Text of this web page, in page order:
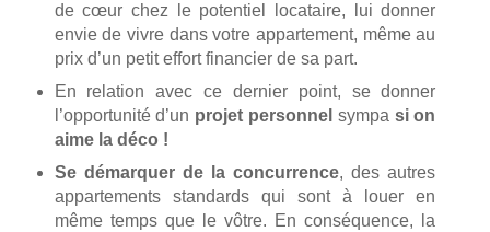
de cœur chez le potentiel locataire, lui donner
envie de vivre dans votre appartement, même au
prix d’un petit effort financier de sa part.
En relation avec ce dernier point, se donner
l’opportunité d’un projet personnel sympa si on
aime la déco !
Se démarquer de la concurrence, des autres
appartements standards qui sont à louer en
même temps que le vôtre. En conséquence, la